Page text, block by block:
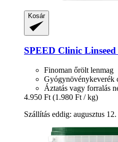
Kosár
SPEED Clinic
Finoman őrölt lenmag
Gyógynövénykeverék
Áztatás vagy forralás
4.950 Ft (1.980 Ft / kg)
Szállítás eddig: augusztus 12.